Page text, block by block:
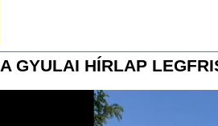
A GYULAI HÍRLAP